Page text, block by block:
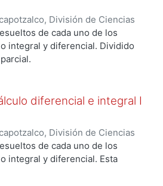
División de Ciencias
,2005)Espinosa Herrera,
Carlos Antonio;Meda
de cada uno de los
integral y diferencial. Dividido
diferencial e integral I
División de Ciencias
,2006)Espinosa Herrera,
Carlos Antonio;Meda
de cada uno de los
integral y diferencial. Esta